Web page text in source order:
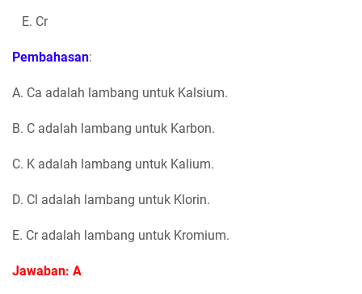
E. Cr
Pembahasan:
A. Ca adalah lambang untuk Kalsium.
B. C adalah lambang untuk Karbon.
C. K adalah lambang untuk Kalium.
D. Cl adalah lambang untuk Klorin.
E. Cr adalah lambang untuk Kromium.
Jawaban: A